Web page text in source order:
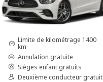
Limite de kilométrage 1400
km
Annulation gratuite
Sièges enfant gratuits
Deuxième conducteur gratuit